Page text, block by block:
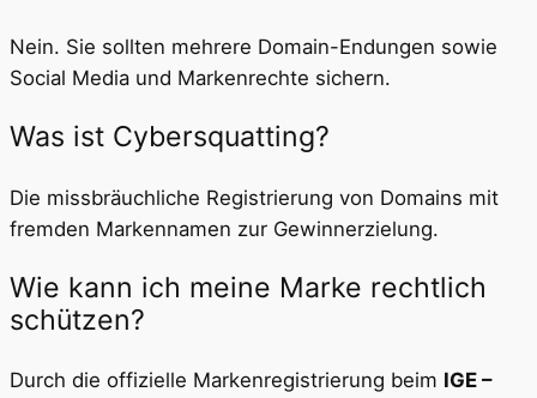
Nein. Sie sollten mehrere Domain-Endungen sowie
Social Media und Markenrechte sichern.
Was ist Cybersquatting?
Die missbräuchliche Registrierung von Domains mit
fremden Markennamen zur Gewinnerzielung.
Wie kann ich meine Marke rechtlich
schützen?
Durch die offizielle Markenregistrierung beim IGE –